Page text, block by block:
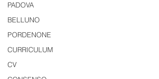
PADOVA
BELLUNO
PORDENONE
CURRICULUM
CV